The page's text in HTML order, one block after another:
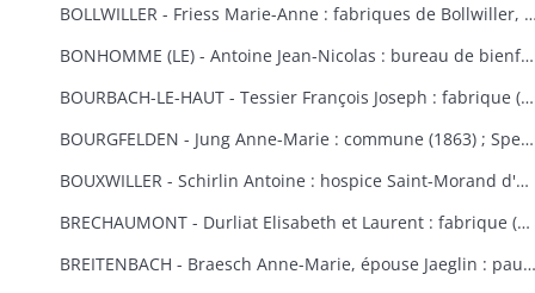
BOLLWILLER - Friess Marie-Anne : fabriques de Bollwiller, de Feldkirch et de Soultzmatt (1864).
BONHOMME (LE) - Antoine Jean-Nicolas : bureau de bienfaisance (1862-1865) ; Cowreau Jean-Baptiste : fabrique (1846-1857) ; Herque Marie, épouse Jeanclaude : commune (1855) ; Humbert Jean-Baptiste : fabrique (1859) ; Simon Jean-Baptiste (1846) ; Vautrinot Marie-Marguerite, épouse Sitte : pauvres (1853).
BOURBACH-LE-HAUT - Tessier François Joseph : fabrique (1853).
BOURGFELDEN - Jung Anne-Marie : commune (1863) ; Spenlihauer Christophe : commune (1869).
BOUXWILLER - Schirlin Antoine : hospice Saint-Morand d'Altkirch (1867) ; Stehlin François Joseph : fabriques de Bouxwiller et de Raedersdorf (1854).
BRECHAUMONT - Durliat Elisabeth et Laurent : fabrique (1851-1856) ; Gerber Catherine : fabrique (1860).
BREITENBACH - Braesch Anne-Marie, épouse Jaeglin : pauvres (1856) ; Wodey Martin : commune (1869).